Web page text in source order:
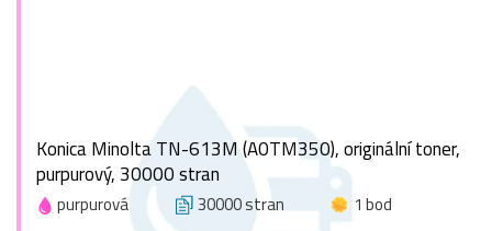
Konica Minolta TN-613M (A0TM350), originální toner,
purpurový, 30000 stran
purpurová 30000 stran
1 bod